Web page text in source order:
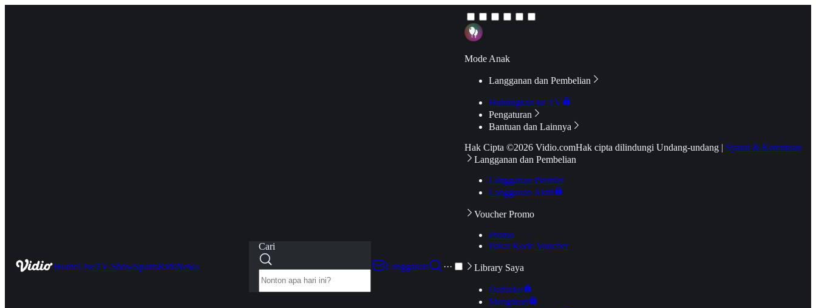
HomeLiveTV ShowSportsKidsNews
Cari
Langganan
···
Mode Anak
Langganan dan Pembelian
Hubungkan ke TV
Pengaturan
Bantuan dan Lainnya
Hak Cipta ©2026 Vidio.comHak cipta dilindungi Undang-undang | Syarat & Ketentuan
Langganan dan Pembelian
Langganan Premier
Langganan Aktif
Voucher Promo
Promo
Pakai Kode Voucher
Library Saya
Daftarku
Mengikuti